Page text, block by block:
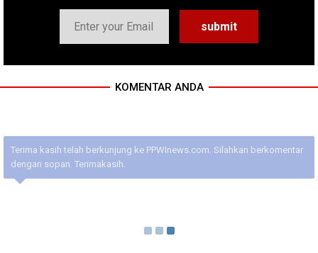
KOMENTAR ANDA
Terima kasih telah berkunjung ke PPWInews.com. Silahkan berkomentar
dengan sopan. Terimakasih.